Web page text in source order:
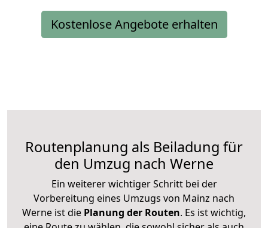
Kostenlose Angebote erhalten
Routenplanung als Beiladung für
den Umzug nach Werne
Ein weiterer wichtiger Schritt bei der
Vorbereitung eines Umzugs von Mainz nach
Werne ist die Planung der Routen. Es ist wichtig,